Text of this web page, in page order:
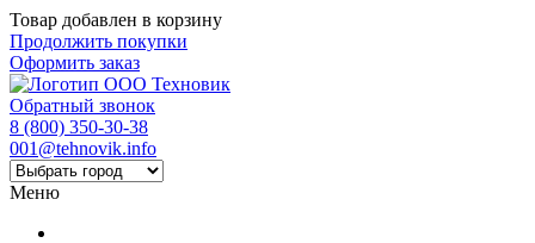
Товар добавлен в корзину
Продолжить покупки
Оформить заказ
Обратный звонок
8 (800) 350-30-38
001@tehnovik.info
Меню